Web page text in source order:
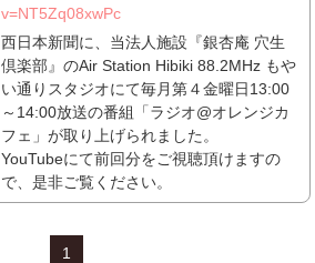
v=NT5Zq08xwPc
西日本新聞に、当法人施設『銀杏庵 穴生
倶楽部』のAir Station Hibiki 88.2MHz もや
い通りスタジオにて毎月第４金曜日13:00
～14:00放送の番組「ラジオ@オレンジカ
フェ」が取り上げられました。
YouTubeにて前回分をご視聴頂けますの
で、是非ご覧ください。
1